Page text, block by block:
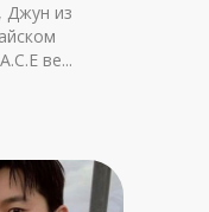
Джун из
ве...